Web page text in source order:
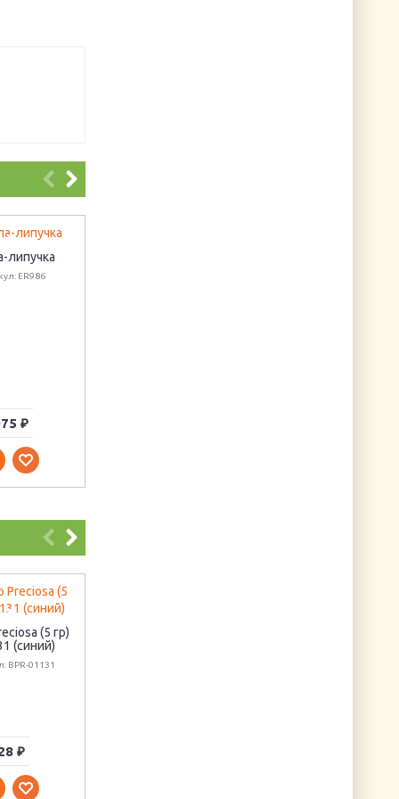
липучка
ER986
₽
(5 гр)
(синий)
BPR-01131
₽